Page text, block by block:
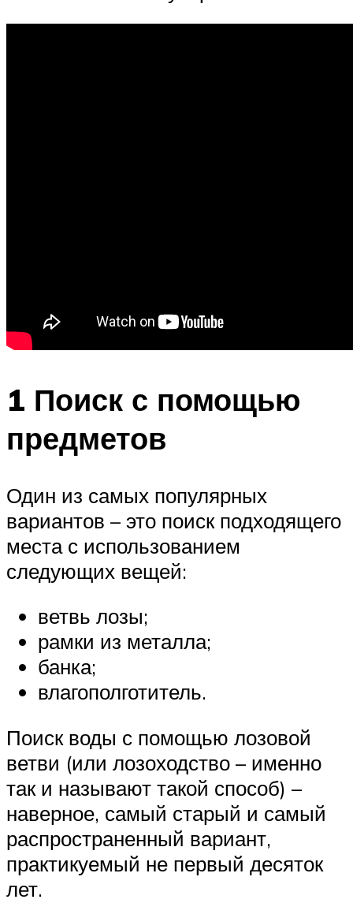
1 Поиск с помощью
предметов
Один из самых популярных
вариантов – это поиск подходящего
места с использованием
следующих вещей:
ветвь лозы;
рамки из металла;
банка;
влагополготитель.
Поиск воды с помощью лозовой
ветви (или лозоходство – именно
так и называют такой способ) –
наверное, самый старый и самый
распространенный вариант,
практикуемый не первый десяток
лет.